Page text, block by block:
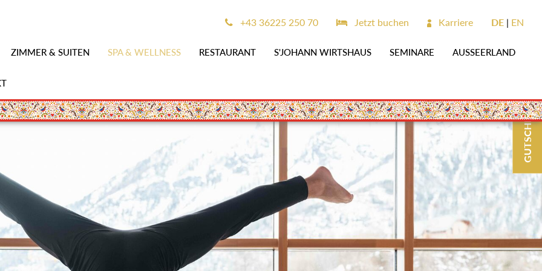
ZIMMER & SUITEN SPA & WELLNESS RESTAURANT S'JOHANN WIRTSHAUS SEMINARE AUSSEERLAND
+43 36225 250 70 Jetzt buchen Karriere DE EN
GUTSCHEINE